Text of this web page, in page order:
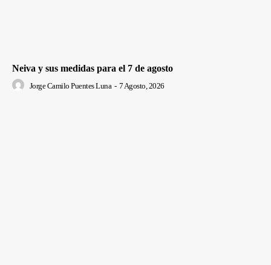
Neiva y sus medidas para el 7 de agosto
Jorge Camilo Puentes Luna - 7 Agosto, 2026